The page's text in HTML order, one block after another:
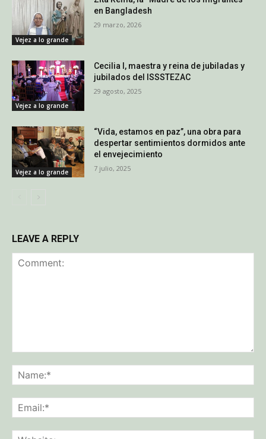
Vejez a lo grande
en Bangladesh
29 marzo, 2026
Vejez a lo grande
Cecilia I, maestra y reina de jubiladas y
jubilados del ISSSTEZAC
29 agosto, 2025
Vejez a lo grande
“Vida, estamos en paz”, una obra para
despertar sentimientos dormidos ante
el envejecimiento
7 julio, 2025
LEAVE A REPLY